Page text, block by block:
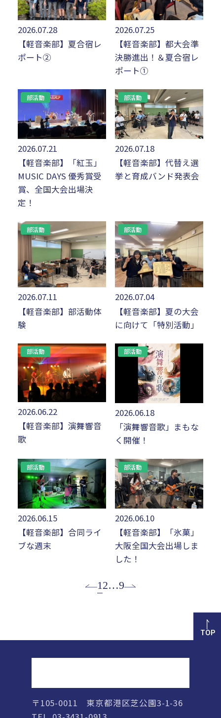
2026.07.28
【軽音楽部】夏合宿レ
ポート②
2026.07.25
【軽音楽部】都大会準
決勝進出！＆夏合宿レ
ポート①
部活動
2026.07.21
【軽音楽部】「紅玉」
MUSIC DAYS 優秀賞受
賞、全国大会出場決
定！
部活動
2026.07.18
【軽音楽部】代替え選
挙と育成バンド発表会
部活動
2026.07.11
【軽音楽部】部活動体
験
部活動
2026.07.04
【軽音楽部】夏の大会
に向けて「特別活動」
部活動
2026.06.22
【軽音楽部】演舞響音
歌
部活動
2026.06.18
「演舞響音歌」まもな
く開催！
部活動
2026.06.15
【軽音楽部】合同ライ
ブな週末
部活動
2026.06.10
【軽音楽部】「氷菓」
大阪全国大会出場しま
した！
12…9
TOP
〒105-0011 東京都港区芝公園3-1-36